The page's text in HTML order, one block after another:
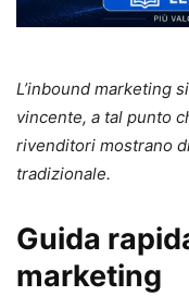
L’inbound marketing
vincente, a tal punto
rivenditori mostrano
tradizionale.
Guida
marketing